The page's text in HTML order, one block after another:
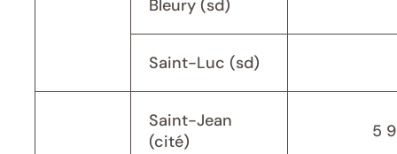
Bleury (sd)
Saint-Luc (sd)
Saint-Jean
(cité)
5